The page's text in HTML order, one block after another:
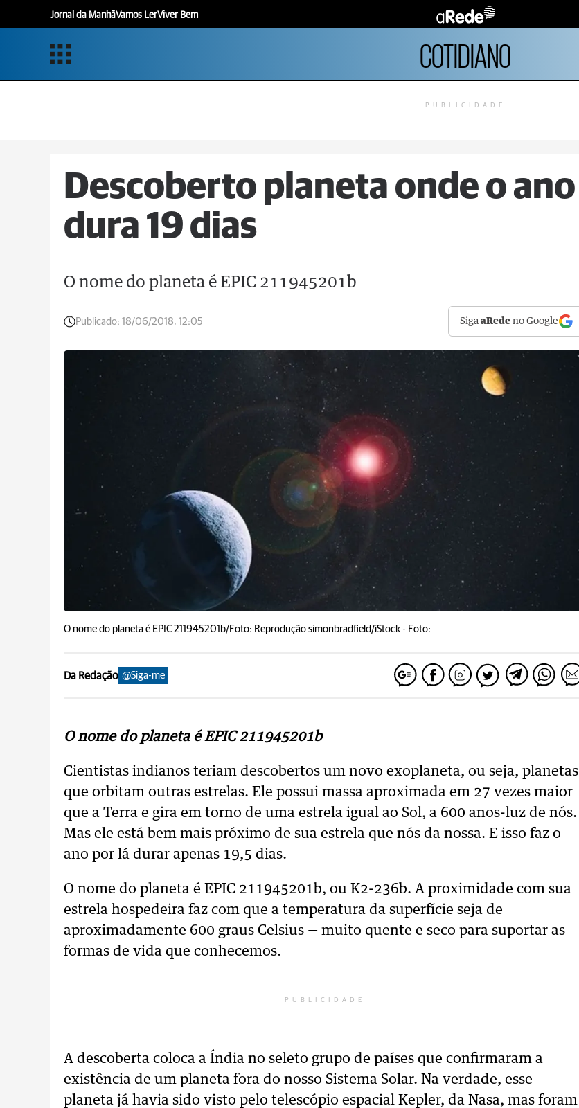
Jornal da ManhãVamos LerViver Bem
COTIDIANO
PUBLICIDADE
Descoberto planeta onde o ano
dura 19 dias
O nome do planeta é EPIC 211945201b
Publicado: 18/06/2018, 12:05 SigaaRede no Google
O nome do planeta é EPIC 211945201b/Foto: Reprodução simonbradfield/iStock - Foto:
Da Redação @Siga-me
O nome do planeta é EPIC 211945201b
Cientistas indianos teriam descobertos um novo exoplaneta, ou seja, planetas
que orbitam outras estrelas. Ele possui massa aproximada em 27 vezes maior
que a Terra e gira em torno de uma estrela igual ao Sol, a 600 anos-luz de nós.
Mas ele está bem mais próximo de sua estrela que nós da nossa. E isso faz o
ano por lá durar apenas 19,5 dias.
O nome do planeta é EPIC 211945201b, ou K2-236b. A proximidade com sua
estrela hospedeira faz com que a temperatura da superfície seja de
aproximadamente 600 graus Celsius — muito quente e seco para suportar as
formas de vida que conhecemos.
PUBLICIDADE
A descoberta coloca a Índia no seleto grupo de países que confirmaram a
existência de um planeta fora do nosso Sistema Solar. Na verdade, esse
planeta já havia sido visto pelo telescópio espacial Kepler, da Nasa, mas foram